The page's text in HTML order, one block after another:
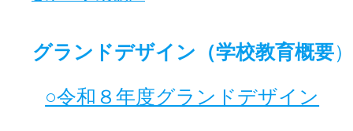
グランドデザイン（学校教育概要
○令和８年度グランドデザイン